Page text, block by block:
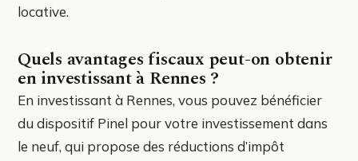
locative.
Quels avantages fiscaux peut-on obtenir
en investissant à Rennes ?
En investissant à Rennes, vous pouvez bénéficier
du dispositif Pinel pour votre investissement dans
le neuf, qui propose des réductions d’impôt